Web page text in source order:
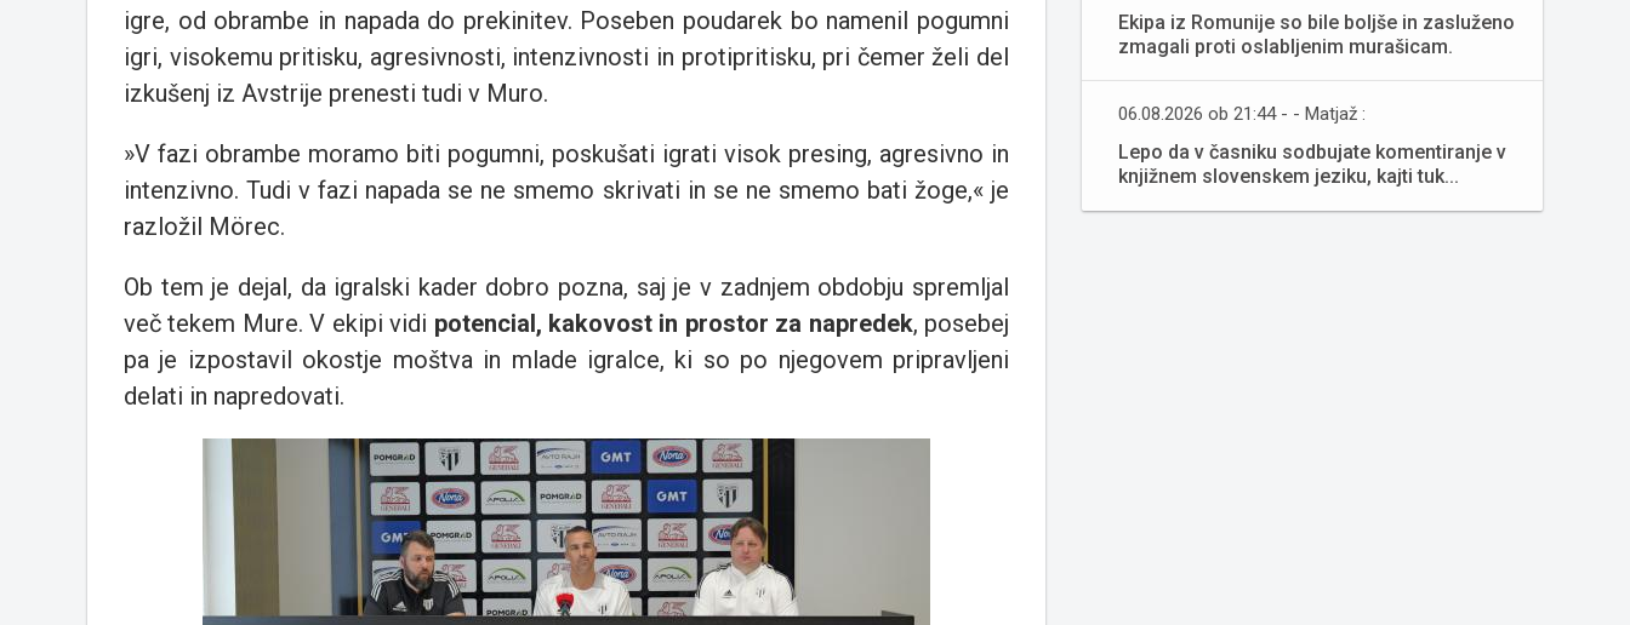
igre, od obrambe in napada do prekinitev. Poseben poudarek bo namenil pogumni
igri, visokemu pritisku, agresivnosti, intenzivnosti in protipritisku, pri čemer želi del
izkušenj iz Avstrije prenesti tudi v Muro.
»V fazi obrambe moramo biti pogumni, poskušati igrati visok presing, agresivno in
intenzivno. Tudi v fazi napada se ne smemo skrivati in se ne smemo bati žoge,« je
razložil Mörec.
Ob tem je dejal, da igralski kader dobro pozna, saj je v zadnjem obdobju spremljal
več tekem Mure. V ekipi vidi potencial, kakovost in prostor za napredek, posebej
pa je izpostavil okostje moštva in mlade igralce, ki so po njegovem pripravljeni
delati in napredovati.
Ekipa iz Romunije so bile boljše in zasluženo
zmagali proti oslabljenim murašicam.
06.08.2026 ob 21:44 - - Matjaž :
Lepo da v časniku sodbujate komentiranje v
knjižnem slovenskem jeziku, kajti tuk...